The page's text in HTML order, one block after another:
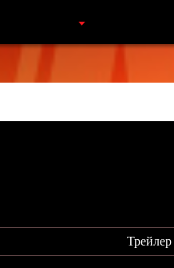
Трейлер